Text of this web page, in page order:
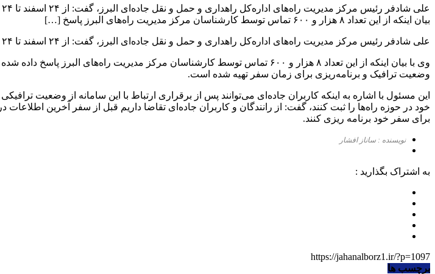
بیان اینکه از این تعداد ۸ هزار و ۶۰۰ تماس توسط کارشناسان مرکز مدیریت راه‌های البرز پاسخ […]
علی شادفر رئیس مرکز مدیریت راه‌های اداره‌کل راهداری و حمل و نقل جاده‌ای البرز، گفت: از ۲۴ اسفند تا ۲۴ فروردین ماه سال جاری ۴۸۴ هزار و ۸۹۹ تماس با سامانه ۱۴۱ استان برقرار شده است.
وی با بیان اینکه از این تعداد ۸ هزار و ۶۰۰ تماس توسط کارشناسان مرکز مدیریت
وضعیت ترافیک و برنامه‌ریزی برای زمان سفر تهیه شده است.
این مسئول با اشاره به اینکه کاربران جاده‌ای می‌توانند پس از برقراری ارتباط با این سامانه از وضعیت
برای سفر خود برنامه ریزی کنند.
نویسنده : ساناز افشار
به اشتراک بگذارید :
https://jahanalborz1.ir/?p=1097
برچسب ها